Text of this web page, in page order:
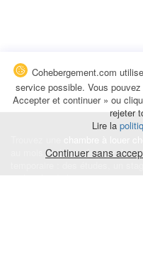
chambre à louer
au mois ou à l'année pour de
temporaire : des études, un
Cohebergement.com
service possible. Vous
Accepter et continuer » ou
rejeter
Lire la
Continuer sans